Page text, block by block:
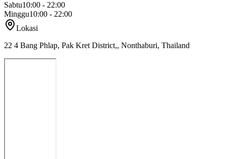
Sabtu10:00 - 22:00
Minggu10:00 - 22:00
Lokasi
22 4 Bang Phlap, Pak Kret District,, Nonthaburi, Thailand